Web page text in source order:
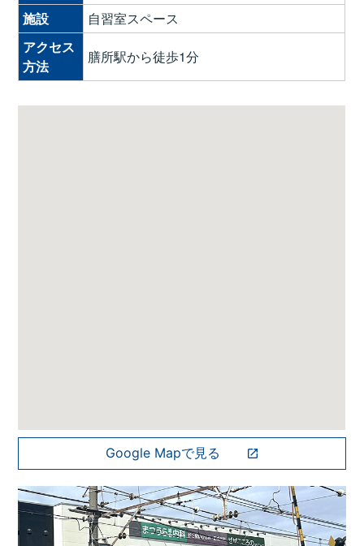
施設
自習室スペース
アクセス
方法
膳所駅から徒歩1分
Google Mapで見る